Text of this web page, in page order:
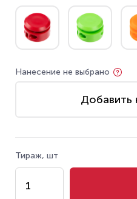
Нанесение не выбрано
Добавить
Тираж, шт